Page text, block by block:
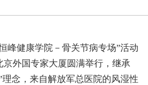
峰健康学院－骨关节病专场”活动
京外国专家大厦圆满举行，继承
理念，来自解放军总医院的风湿性